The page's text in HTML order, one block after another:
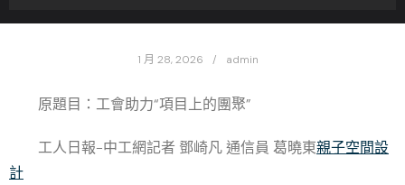
1 月 28, 2026 admin
原題目：工會助力“項目上的團聚”
工人日報-中工網記者 鄧崎凡通信員 葛曉東親子空間設
計